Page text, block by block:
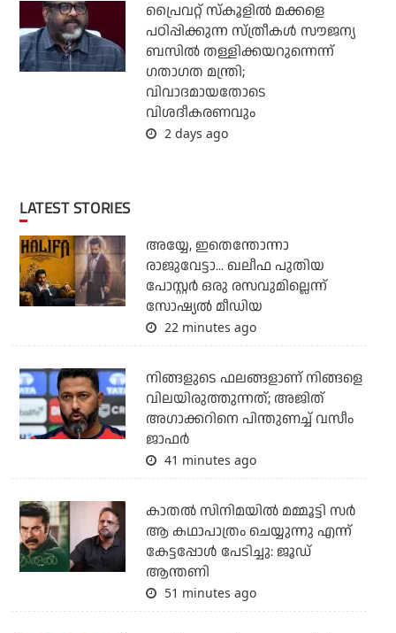
പ്രൈവറ്റ് സ്‌കൂളില്‍ മക്കളെ
പഠിപ്പിക്കുന്ന സ്ത്രീകള്‍ സൗജന്യ
ബസില്‍ തള്ളിക്കയറുന്നെന്ന്
ഗതാഗത മന്ത്രി;
വിവാദമായതോടെ
വിശദീകരണവും
2 days ago
LATEST STORIES
അയ്യേ, ഇതെന്തോന്നാ
രാജുവേട്ടാ... ഖലീഫ പുതിയ
പോസ്റ്റര്‍ ഒരു രസവുമില്ലെന്ന്
സോഷ്യല്‍ മീഡിയ
22 minutes ago
നിങ്ങളുടെ ഫലങ്ങളാണ് നിങ്ങളെ
വിലയിരുത്തുന്നത്; അജിത്
അഗാക്കറിനെ പിന്തുണച്ച് വസീം
ജാഫര്‍
41 minutes ago
കാതൽ സിനിമയിൽ മമ്മൂട്ടി സർ
ആ കഥാപാത്രം ചെയ്യുന്നു എന്ന്
കേട്ടപ്പോൾ പേടിച്ചു: ജൂഡ്
ആന്തണി
51 minutes ago